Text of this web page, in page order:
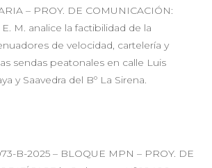
– PROY. DE COMUNICACIÓN:
E. M. analice la factibilidad de la
de velocidad, cartelería y
sendas peatonales en calle Luis
y Saavedra del Bº La Sirena.
B-2025 – BLOQUE MPN – PROY. DE